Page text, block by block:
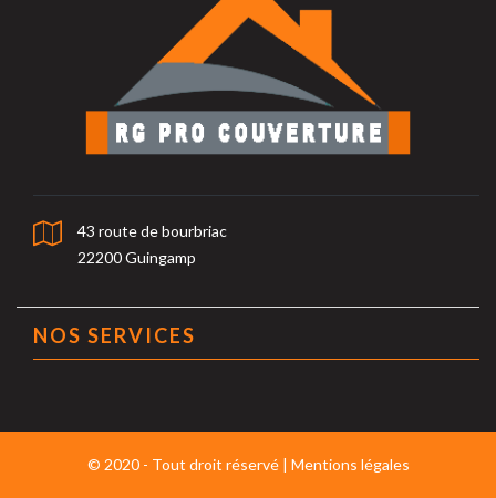
43 route de bourbriac
22200 Guingamp
NOS SERVICES
© 2020 - Tout droit réservé | Mentions légales